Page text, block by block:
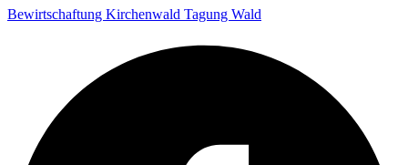
Bewirtschaftung Kirchenwald Tagung Wald